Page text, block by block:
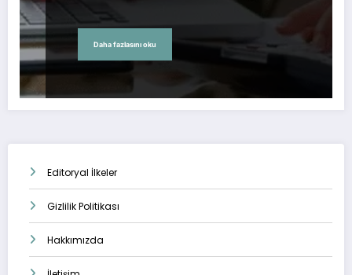
Daha fazlasını oku
Editoryal İlkeler
Gizlilik Politikası
Hakkımızda